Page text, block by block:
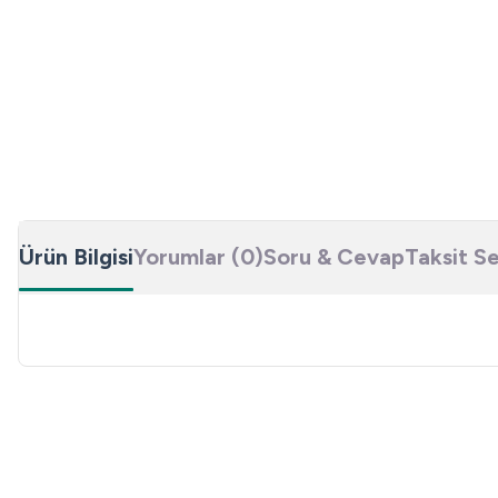
Ürün BilgisiYorumlar (0)Soru & CevapTaksit